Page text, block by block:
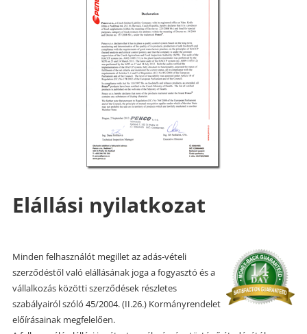
Elállási nyilatkozat
Minden felhasználót megillet az adás-vételi
szerződéstől való elállásának joga a fogyasztó és a
vállalkozás közötti szerződések részletes
szabályairól szóló 45/2004. (II.26.) Kormányrendelet
előírásainak megfelelően.